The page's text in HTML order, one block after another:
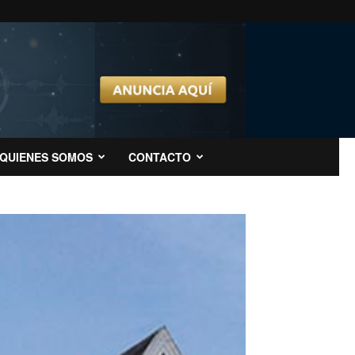
QUIENES SOMOS CONTACTO